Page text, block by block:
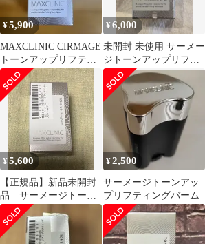
¥5,900
MAXCLINIC CIRMAGE
トーンアップリフティ
ングバーム
¥6,000
未開封 未使用 サーメー
ジトーンアップリフテ
ィングバーム
¥5,600
【正規品】新品未開封
品 サーメージトーン
アップリフティングバ
ーム22グラム
¥2,500
サーメージトーンアッ
プリフティングバーム